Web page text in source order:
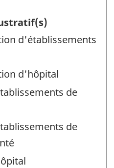
d'établissements
d'hôpital
de
de